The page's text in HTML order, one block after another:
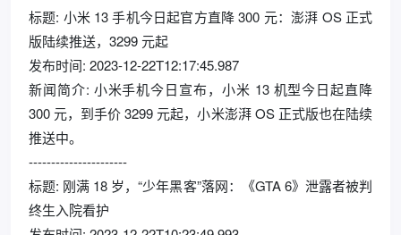
标题: 小米 13 手机今日起官方直降 300 元：澎湃 OS 正式
版陆续推送，3299 元起
发布时间: 2023-12-22T12:17:45.987
新闻简介: 小米手机今日宣布，小米 13 机型今日起直降
300 元，到手价 3299 元起，小米澎湃 OS 正式版也在陆续
推送中。
----------------------
标题: 刚满 18 岁，“少年黑客”落网：《GTA 6》泄露者被判
终生入院看护